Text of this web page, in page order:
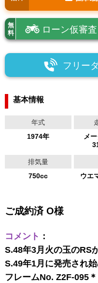
無
料
ローン仮審査
フリー
基本情報
年式
1974年
メ
排気量
750cc
ウエ
ご成約済 O様
コメント ：
S.48年3月火の玉のRS
S.49年1月に発売され
フレームNo. Z2F-095＊